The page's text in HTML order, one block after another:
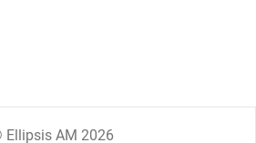
Ellipsis AM 2026